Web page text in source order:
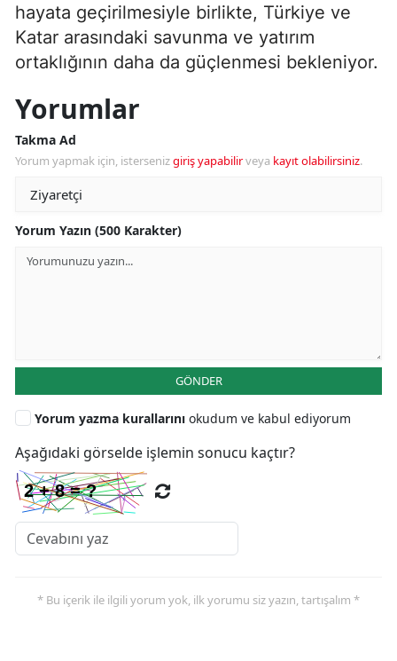
hayata geçirilmesiyle birlikte, Türkiye ve
Katar arasındaki savunma ve yatırım
ortaklığının daha da güçlenmesi bekleniyor.
Yorumlar
Takma Ad
Yorum yapmak için, istersenizgiriş yapabilirveya kayıt olabilirsiniz.
Yorum Yazın (500 Karakter)
GÖNDER
Yorum yazma kurallarını okudum ve kabul ediyorum
Aşağıdaki görselde işlemin sonucu kaçtır?
* Bu içerik ile ilgili yorum yok, ilk yorumu siz yazın, tartışalım *